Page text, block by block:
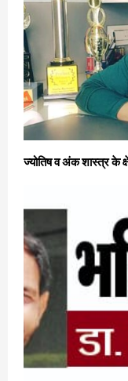
ज्योतिष व अंक शास्त्र के